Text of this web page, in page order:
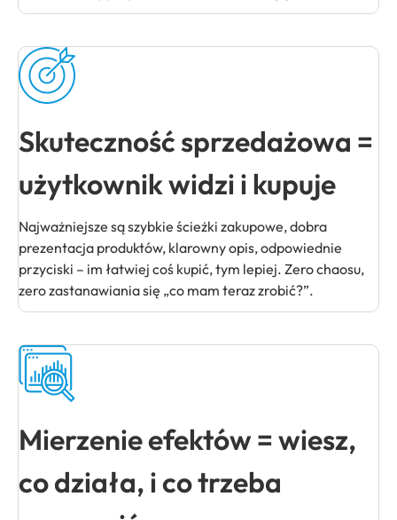
Skuteczność sprzedażowa =
użytkownik widzi i kupuje
Najważniejsze są szybkie ścieżki zakupowe, dobra
prezentacja produktów, klarowny opis, odpowiednie
przyciski – im łatwiej coś kupić, tym lepiej. Zero chaosu,
zero zastanawiania się „co mam teraz zrobić?”.
Mierzenie efektów = wiesz,
co działa, i co trzeba